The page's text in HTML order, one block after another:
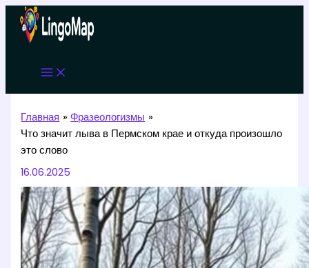
Перейти
содержимому
Главная
Фразеологизмы
Что значит лыва в Пермском крае и откуда произошло
это слово
16.06.2025